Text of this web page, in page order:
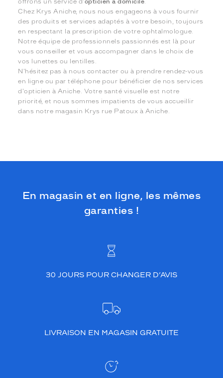
Chez Krys Aniche, nous nous engageons à vous fournir
des produits et services adaptés à votre besoin, toujours
en respectant la prescription de votre ophtalmologue.
Notre équipe de professionnels passionnés est là pour
vous conseiller et vous accompagner dans le choix de
vos lunettes ou lentilles.
N'hésitez pas à nous contacter ou à prendre rendez-vous
en ligne ou par téléphone pour bénéficier de nos services
d'opticien à Aniche. Votre santé visuelle est notre
priorité, et nous sommes impatients de vous accueillir
dans notre magasin Krys rue Patoux à Aniche.
En magasin et en ligne, les mêmes
garanties !
30 JOURS POUR CHANGER D’AVIS
LIVRAISON EN MAGASIN GRATUITE